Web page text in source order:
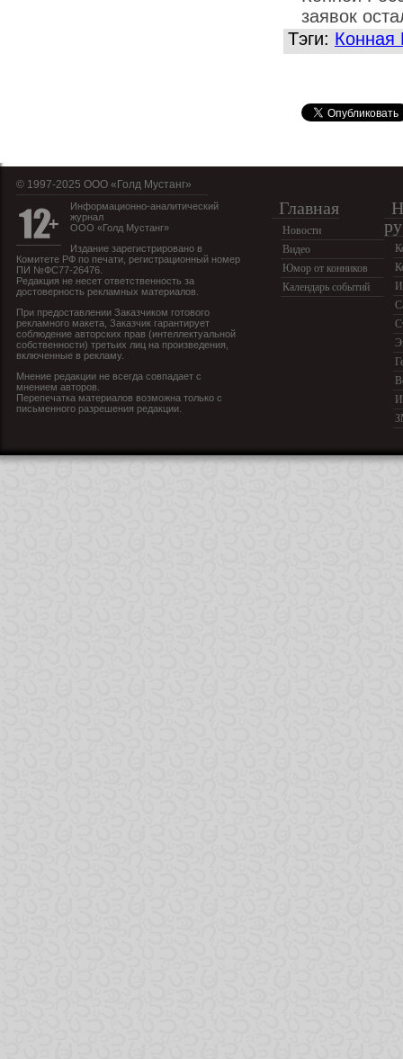
заявок
Тэги: Конная
© 1997-2025 OOO «Голд Мустанг»
Информационно-аналитический
журнал
ООО «Голд Мустанг»
Издание зарегистрировано в
Комитете РФ по печати, регистрационный номер
ПИ №ФС77-26476.
Редакция не несет ответственность за
достоверность рекламных материалов.
При предоставлении Заказчиком готового
рекламного макета, Заказчик гарантирует
соблюдение авторских прав (интеллектуальной
собственности) третьих лиц на произведения,
включенные в рекламу.
Мнение редакции не всегда совпадает с
мнением авторов.
Перепечатка материалов возможна только с
письменного разрешения редакции.
Главная
Новости
Видео
Юмор от конников
Календарь событий